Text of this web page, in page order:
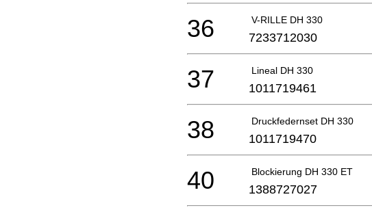
V-RILLE DH 330
36 7233712030
Lineal DH 330
37 1011719461
Druckfedernset DH 330
38 1011719470
Blockierung DH 330 ET
40 1388727027